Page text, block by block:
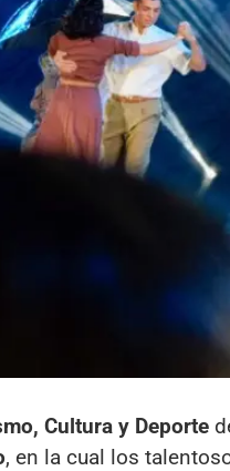
Cultura y Deporte
, en la cual los